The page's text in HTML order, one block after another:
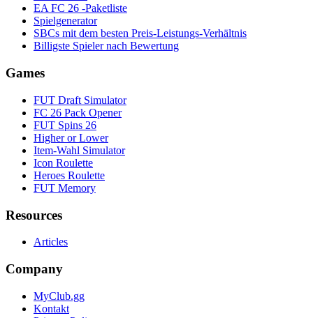
EA FC 26 -Paketliste
Spielgenerator
SBCs mit dem besten Preis-Leistungs-Verhältnis
Billigste Spieler nach Bewertung
Games
FUT Draft Simulator
FC 26 Pack Opener
FUT Spins 26
Higher or Lower
Item-Wahl Simulator
Icon Roulette
Heroes Roulette
FUT Memory
Resources
Articles
Company
MyClub.gg
Kontakt